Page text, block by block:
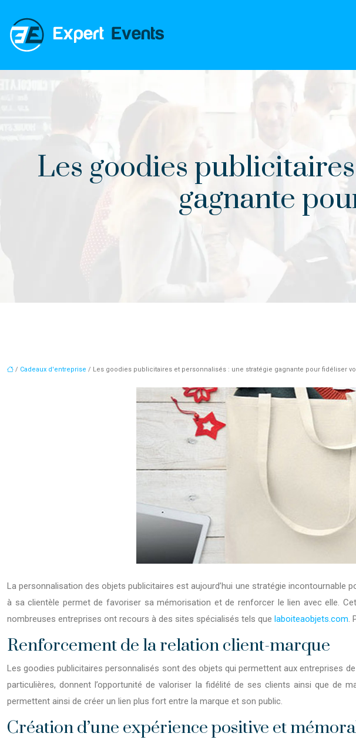
Les goodies
gagnante
/ Cadeaux d'entreprise / Les goodies publicitaires et personnalisés : une stratégie gagnante pour fidéliser
La personnalisation des objets publicitaires est aujourd’hui une stratégie
à sa clientèle permet de favoriser sa mémorisation et de renforcer le lien avec elle.
nombreuses entreprises ont recours à des sites spécialisés tels que laboiteaobjets.com.
Renforcement de la relation client-marque
Les goodies publicitaires personnalisés sont des objets qui permettent aux entreprises
particulières, donnent l’opportunité de valoriser la fidélité de ses clients ainsi que de
permettent ainsi de créer un lien plus fort entre la marque et son public.
Création d’une expérience positive et